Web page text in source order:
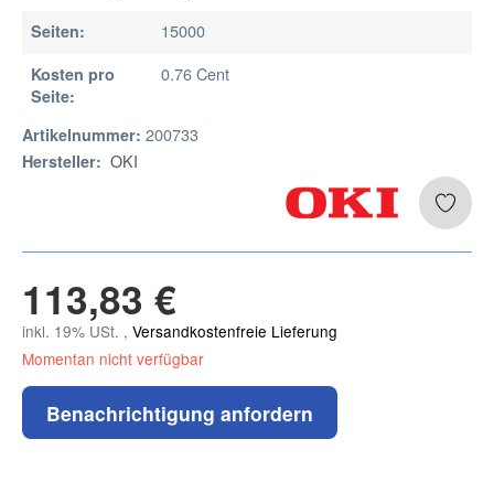
Seiten: 15000
Kosten pro
Seite:
0.76 Cent
Artikelnummer: 200733
Hersteller: OKI
113,83 €
inkl. 19% USt. , Versandkostenfreie Lieferung
Momentan nicht verfügbar
Benachrichtigung anfordern